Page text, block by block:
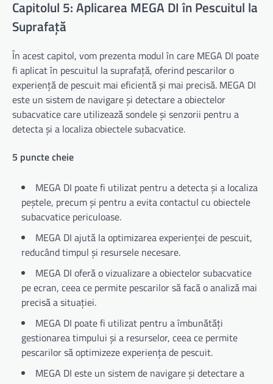
Capitolul 5: Aplicarea MEGA DI în Pescuitul la
Suprafață
În acest capitol, vom prezenta modul în care MEGA DI poate
fi aplicat în pescuitul la suprafață, oferind pescarilor o
experiență de pescuit mai eficientă și mai precisă. MEGA DI
este un sistem de navigare și detectare a obiectelor
subacvatice care utilizează sondele și senzorii pentru a
detecta și a localiza obiectele subacvatice.
5 puncte cheie
MEGA DI poate fi utilizat pentru a detecta și a localiza
peștele, precum și pentru a evita contactul cu obiectele
subacvatice periculoase.
MEGA DI ajută la optimizarea experienței de pescuit,
reducând timpul și resursele necesare.
MEGA DI oferă o vizualizare a obiectelor subacvatice
pe ecran, ceea ce permite pescarilor să facă o analiză mai
precisă a situației.
MEGA DI poate fi utilizat pentru a îmbunătăți
gestionarea timpului și a resurselor, ceea ce permite
pescarilor să optimizeze experiența de pescuit.
MEGA DI este un sistem de navigare și detectare a